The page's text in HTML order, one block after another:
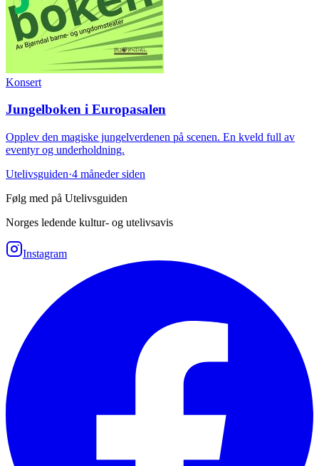
Konsert
Jungelboken i Europasalen
Opplev den magiske jungelverdenen på scenen. En kveld full av
eventyr og underholdning.
Utelivsguiden·4 måneder siden
Følg med på Utelivsguiden
Norges ledende kultur- og utelivsavis
Instagram